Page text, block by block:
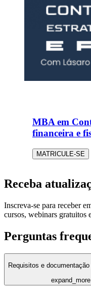
MBA em
financeira e
MATRICULE-SE
Receba
Inscreva-se para receber
cursos, webinars gratuitos
Perguntas
Requisitos e
expand_more